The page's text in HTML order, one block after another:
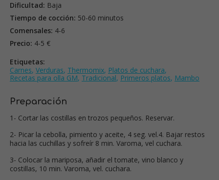
Dificultad: Baja
Tiempo de cocción: 50-60 minutos
Comensales: 4-6
Precio: 4-5 €
Etiquetas:
Carnes, Verduras, Thermomix, Platos de cuchara,
Recetas para olla GM, Tradicional, Primeros platos, Mambo
Preparación
1- Cortar las costillas en trozos pequeños. Reservar.
2- Picar la cebolla, pimiento y aceite, 4 seg. vel.4. Bajar restos
hacia las cuchillas y sofreír 8 min. Varoma, vel cuchara.
3- Colocar la mariposa, añadir el tomate, vino blanco y
costillas, 10 min. Varoma, vel. cuchara.